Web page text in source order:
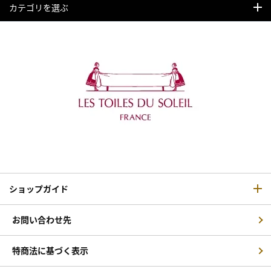
カテゴリを選ぶ
ショップガイド
お問い合わせ先
特商法に基づく表示